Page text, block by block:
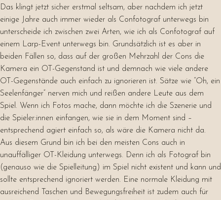
Das klingt jetzt sicher erstmal seltsam, aber nachdem ich jetzt
einige Jahre auch immer wieder als Confotograf unterwegs bin
unterscheide ich zwischen zwei Arten, wie ich als Confotograf auf
einem Larp-Event unterwegs bin. Grundsätzlich ist es aber in
beiden Fällen so, dass auf der großen Mehrzahl der Cons die
Kamera ein OT-Gegenstand ist und demnach wie viele andere
OT-Gegenstände auch einfach zu ignorieren ist. Sätze wie “Oh, ein
Seelenfänger” nerven mich und reißen andere Leute aus dem
Spiel. Wenn ich Fotos mache, dann möchte ich die Szenerie und
die Spieler:innen einfangen, wie sie in dem Moment sind –
entsprechend agiert einfach so, als wäre die Kamera nicht da.
Aus diesem Grund bin ich bei den meisten Cons auch in
unauffälliger OT-Kleidung unterwegs. Denn ich als Fotograf bin
(genauso wie die Spielleitung) im Spiel nicht existent und kann und
sollte entsprechend ignoriert werden. Eine normale Kleidung mit
ausreichend Taschen und Bewegungsfreiheit ist zudem auch für